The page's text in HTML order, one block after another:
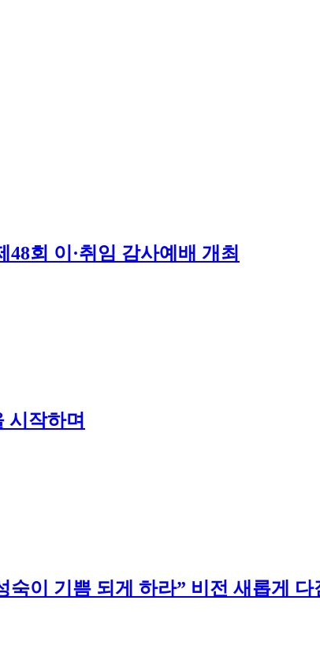
회 이·취임 감사예배 개최
시작하며
숙이 기쁨 되게 하라” 비전 새롭게 다